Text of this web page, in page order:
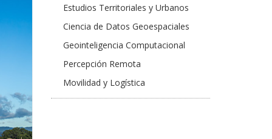
Estudios Territoriales y Urbanos
Ciencia de Datos Geoespaciales
Geointeligencia Computacional
Percepción Remota
Movilidad y Logística